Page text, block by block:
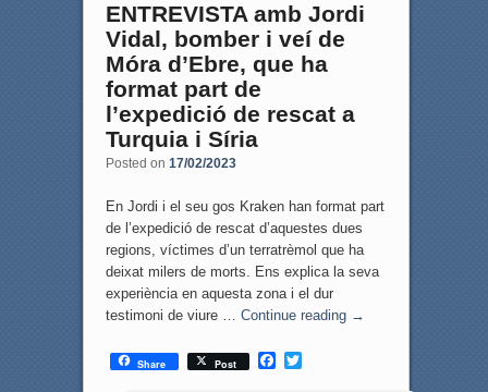
ENTREVISTA amb Jordi
Vidal, bomber i veí de
Móra d’Ebre, que ha
format part de
l’expedició de rescat a
Turquia i Síria
Posted on 17/02/2023
En Jordi i el seu gos Kraken han format part
de l’expedició de rescat d’aquestes dues
regions, víctimes d’un terratrèmol que ha
deixat milers de morts. Ens explica la seva
experiència en aquesta zona i el dur
testimoni de viure … Continue reading →
Share Post
F
T